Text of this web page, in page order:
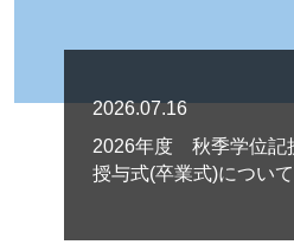
2026.07.16
2026年度 秋季学位記
授与式(卒業式)について